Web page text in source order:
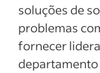
soluções de
problemas
fornecer
departamento